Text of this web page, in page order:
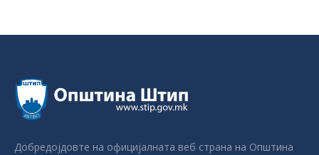
Добредојдовте на официјалната веб страна на Општина